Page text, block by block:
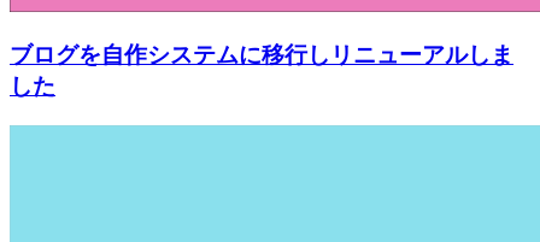
ブログを自作システムに移行しリニューアルしま
した